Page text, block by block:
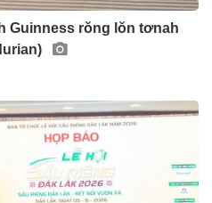
Guinness rŏng lŏn tơnah